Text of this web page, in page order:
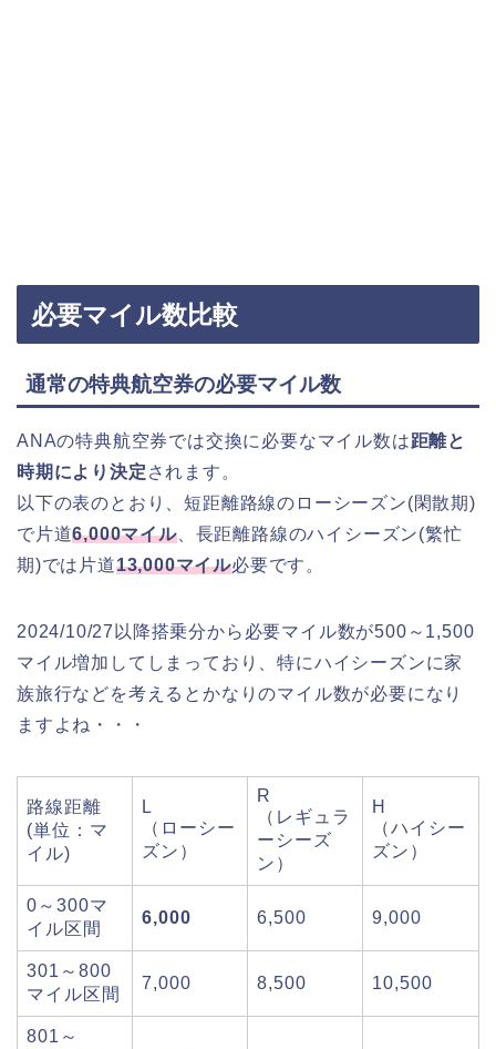
必要マイル数比較
通常の特典航空券の必要マイル数
ANAの特典航空券では交換に必要なマイル数は距離と
時期により決定 されます。
以下の表のとおり、短距離路線のローシーズン(閑散期)
で片道6,000マイル、長距離路線のハイシーズン(繁忙
期)では片道13,000マイル必要です。
2024/10/27以降搭乗分から必要マイル数が500～1,500
マイル増加してしまっており、特にハイシーズンに家
族旅行などを考えるとかなりのマイル数が必要になり
ますよね・・・
路線距離
(単位：マ
イル)
L
（ローシー
ズン）
R
（レギュラ
ーシーズ
ン）
H
（ハイシー
ズン）
0～300マ
イル区間
6,000 6,500 9,000
301～800
マイル区間
7,000 8,500 10,500
801～